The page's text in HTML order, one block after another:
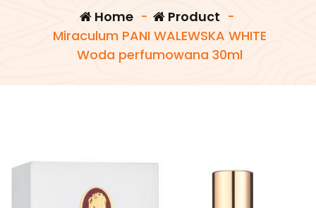
Home- Product -
Miraculum PANI WALEWSKA WHITE
Woda perfumowana 30ml